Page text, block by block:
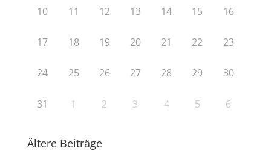
10 11 12 13 14 15 16
17 18 19 20 21 22 23
24 25 26 27 28 29 30
31 1 2 3 4 5 6
Ältere Beiträge